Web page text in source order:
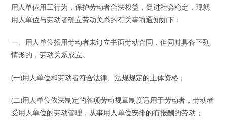
用人单位用工行为，保护劳动者合法权益，促进社会稳定，现就
用人单位与劳动者确立劳动关系的有关事项通知如下：
一、用人单位招用劳动者未订立书面劳动合同，但同时具备下列
情形的，劳动关系成立。
(一)用人单位和劳动者符合法律、法规规定的主体资格；
(二)用人单位依法制定的各项劳动规章制度适用于劳动者，劳动者
受用人单位的劳动管理，从事用人单位安排的有报酬的劳动；